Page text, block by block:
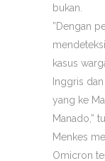
bukan.
”Dengan
kasus
Inggris
yang ke
Manado,”
Menkes
Omicron